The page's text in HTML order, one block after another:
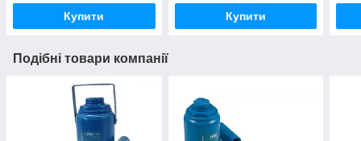
Купити Купити
Подібні товари компанії